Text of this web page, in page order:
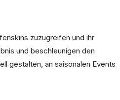
zuzugreifen und ihr
und beschleunigen den
gestalten, an saisonalen Events